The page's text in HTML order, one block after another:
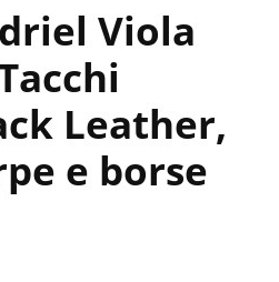
Viola
Leather,
e borse